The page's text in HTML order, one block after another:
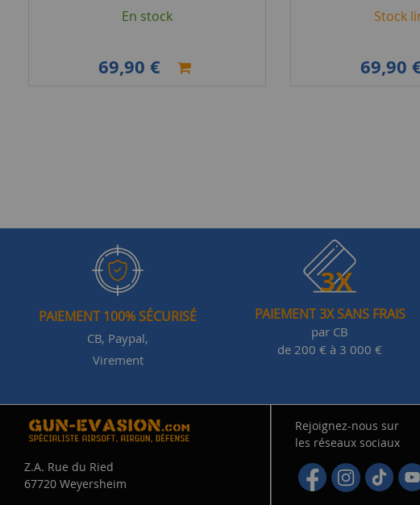
En stock
69,90 €
Stock
69,90
PAIEMENT 100% SÉCURISÉ
CB, Paypal,
Virement
PAIEMENT 3X SANS FRAIS
par CB
de 200 € à 3 000 €
Z.A. Rue du Ried
67720 Weyersheim
Rejoignez-nous sur
les réseaux sociaux